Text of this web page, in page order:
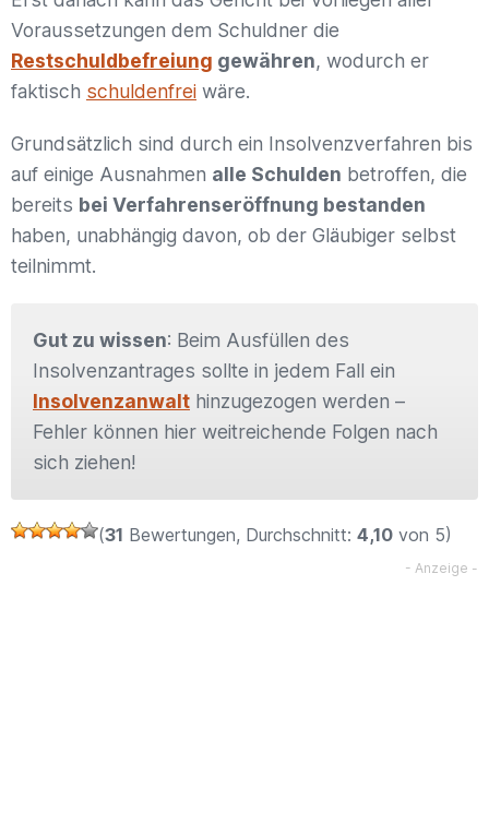
Voraussetzungen dem Schuldner die
Restschuldbefreiung gewähren, wodurch er
faktisch schuldenfrei wäre.
Grundsätzlich sind durch ein Insolvenzverfahren bis
auf einige Ausnahmen alle Schulden betroffen, die
bereits bei Verfahrenseröffnung bestanden
haben, unabhängig davon, ob der Gläubiger selbst
teilnimmt.
Gut zu wissen: Beim Ausfüllen des
Insolvenzantrages sollte in jedem Fall ein
Insolvenzanwalt hinzugezogen werden –
Fehler können hier weitreichende Folgen nach
sich ziehen!
(31 Bewertungen, Durchschnitt: 4,10 von 5)